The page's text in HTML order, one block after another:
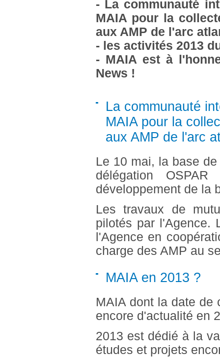
- La communauté
MAIA pour la
aux AMP de l'arc
- les activités 2013
- MAIA est à
News !
La communauté
MAIA pour la
aux AMP de l'arc
Le 10 mai, la base
délégation
développement de la
Les travaux de
pilotés par l'Agence.
l'Agence en
charge des AMP au
MAIA en 2013 ?
MAIA dont la date de
encore d'actualité en
2013 est dédié à la
études et projets